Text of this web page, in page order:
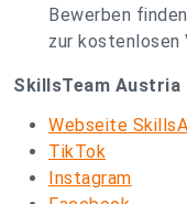
Bewerben
zur kostenlosen
SkillsTeam Austria
Webseite
TikTok
Instagram